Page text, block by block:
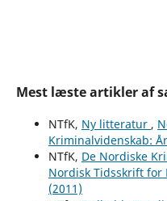
Mest læste artikler af
NTfK, Ny litteratur ,
Kriminalvidenskab:
NTfK, De Nordiske
Nordisk Tidsskrift for
(2011)